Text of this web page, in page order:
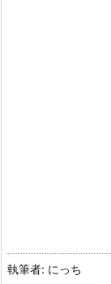
執筆者: にっち